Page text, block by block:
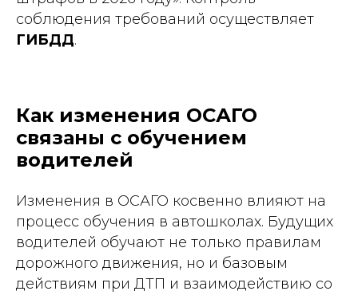
соблюдения требований осуществляет
ГИБДД.
Как изменения ОСАГО
связаны с обучением
водителей
Изменения в ОСАГО косвенно влияют на
процесс обучения в автошколах. Будущих
водителей обучают не только правилам
дорожного движения, но и базовым
действиям при ДТП и взаимодействию со